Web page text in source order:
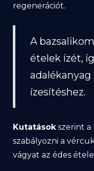
regenerációt.
A
ételek ízét,
adalékanyag
ízesítéshez.
Kutatások szerint a
szabályozni a
vágyat az édes